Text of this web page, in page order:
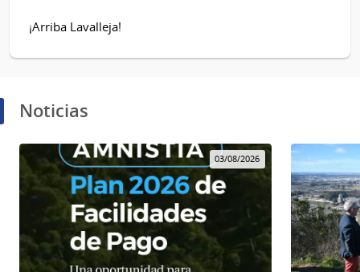
¡Arriba Lavalleja!
Noticias
03/08/2026